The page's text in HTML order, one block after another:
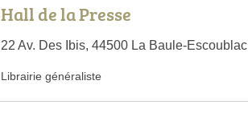
Hall de la Presse
22 Av. Des Ibis, 44500 La Baule-Escoublac
Librairie généraliste